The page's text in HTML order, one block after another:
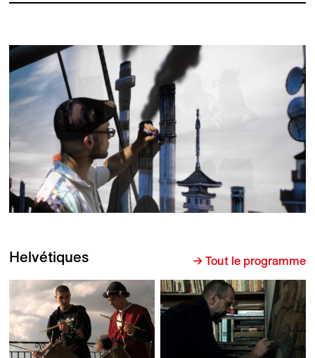
Helvétiques → Tout le programme